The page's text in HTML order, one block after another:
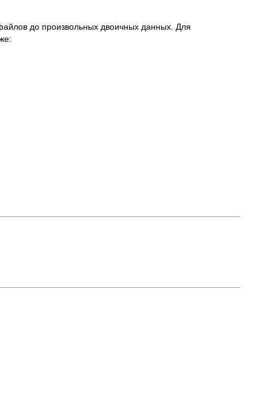
до произвольных двоичных данных. Для